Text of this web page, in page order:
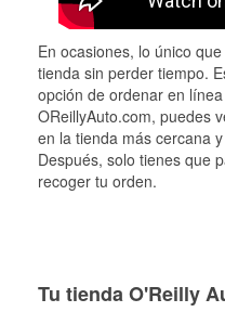
En ocasiones, lo único
tienda sin perder tiempo.
opción de ordenar en
OReillyAuto.com, puedes
en la tienda más cercana
Después, solo tienes que
recoger tu orden.
Tu tienda O'Reilly